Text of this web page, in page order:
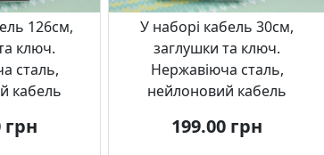
126см,
ключ.
сталь,
кабель
грн
У наборі кабель 30см,
заглушки та ключ.
Нержавіюча сталь,
нейлоновий кабель
199.00 грн